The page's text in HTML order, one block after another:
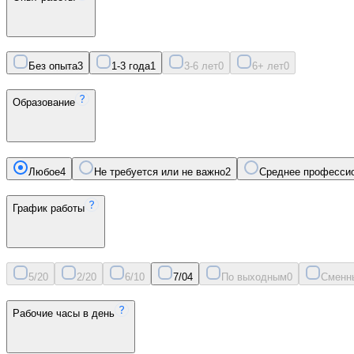
Без опыта3 1-3 года1 3-6 лет0 6+ лет0
Образование
Любое4 Не требуется или не важно2 Среднее
График работы
5/20 2/20 6/10 7/04 По выходным0
Рабочие часы в день